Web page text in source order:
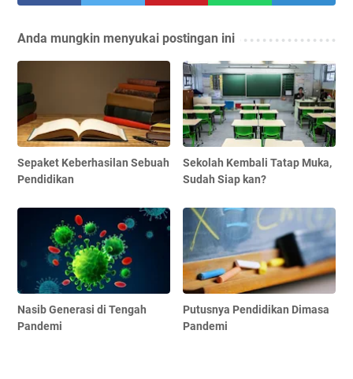
Anda mungkin menyukai postingan ini
Sepaket Keberhasilan Sebuah
Pendidikan
Sekolah Kembali Tatap Muka,
Sudah Siap kan?
Nasib Generasi di Tengah
Pandemi
Putusnya Pendidikan Dimasa
Pandemi